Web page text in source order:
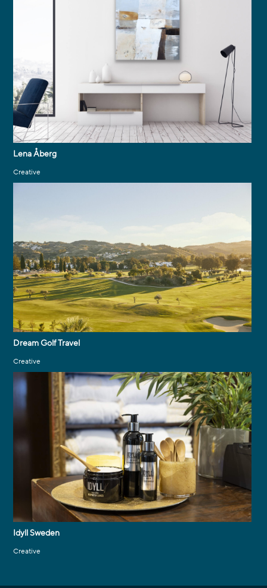
Lena Åberg
Creative
Dream Golf Travel
Creative
Idyll Sweden
Creative